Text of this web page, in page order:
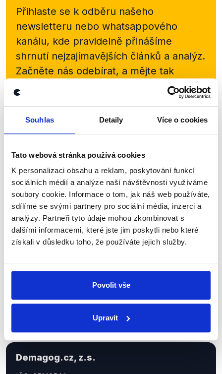
Souhlas Detaily Více o cookies
Tato webová stránka používá cookies
K personalizaci obsahu a reklam, poskytování funkcí
sociálních médií a analýze naší návštěvnosti využíváme
soubory cookie. Informace o tom, jak náš web používáte,
sdílíme se svými partnery pro sociální média, inzerci a
analýzy. Partneři tyto údaje mohou zkombinovat s
dalšími informacemi, které jste jim poskytli nebo které
získali v důsledku toho, že používáte jejich služby.
Povolit vše
Upravit
Přihlaste se k odběru našeho
newsletteru nebo whatsappového
kanálu, kde pravidelně přinášíme
shrnutí nejzajímavějších článků a analýz.
Začněte nás odebírat, a mějte tak
přehled o tom, jaké dezinformace a
Sociální sítě
Nenechte si ujít nejnovější události
z Demagog.cz. Sdílením našich
příspěvků přátelům podpoříte naši
Demagog.cz, z.s.